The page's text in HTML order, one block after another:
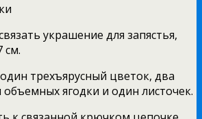
украшение для запястья,
см.
трехъярусный цветок, два
объемных ягодки и один листочек.